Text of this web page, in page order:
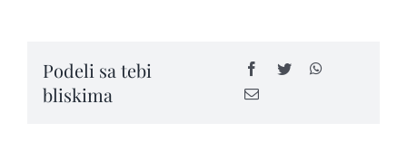
VPK82
quantity
Podeli sa tebi
bliskima